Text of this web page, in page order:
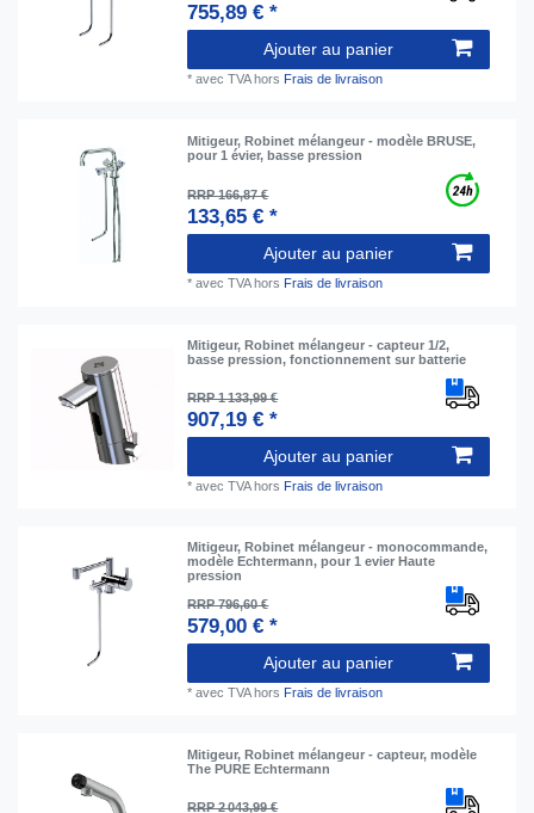
755,89 € *
Ajouter au panier
*avec TVAhors Frais de livraison
Mitigeur, Robinet mélangeur - modèle BRUSE,
pour 1 évier, basse pression
RRP 166,87 €
133,65 € *
Ajouter au panier
*avec TVAhors Frais de livraison
Mitigeur, Robinet mélangeur - capteur 1/2,
basse pression, fonctionnement sur batterie
RRP 1 133,99 €
907,19 € *
Ajouter au panier
*avec TVAhors Frais de livraison
Mitigeur, Robinet mélangeur - monocommande,
modèle Echtermann, pour 1 evier Haute
pression
RRP 796,60 €
579,00 € *
Ajouter au panier
*avec TVAhors Frais de livraison
Mitigeur, Robinet mélangeur - capteur, modèle
The PURE Echtermann
RRP 2 043,99 €